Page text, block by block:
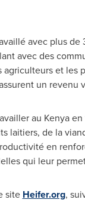
avec plus
avec des
et
un revenu
au Kenyaen
laitiers, de la
en
qui leur
site Heifer.org,